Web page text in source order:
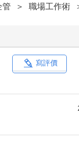
管 ＞ 職場工作術
寫評價